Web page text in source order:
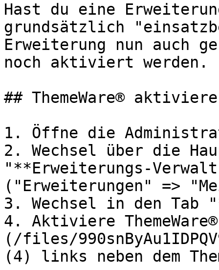
Hast du eine
grundsätzlich
Erweiterung nun auch
noch aktiviert werden.
## ThemeWare®
1. Öffne die
2. Wechsel über die
"**Erweiterungs-
("Erweiterungen" =>
3. Wechsel in den Tab
4. Aktiviere
(/files/
(4) links neben dem